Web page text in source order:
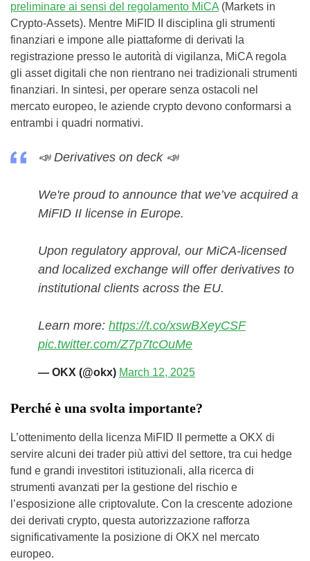
preliminare ai sensi del regolamento MiCA(Markets in
Crypto-Assets). Mentre MiFID II disciplina gli strumenti
finanziari e impone alle piattaforme di derivati la
registrazione presso le autorità di vigilanza, MiCA regola
gli asset digitali che non rientrano nei tradizionali strumenti
finanziari. In sintesi, per operare senza ostacoli nel
mercato europeo, le aziende crypto devono conformarsi a
entrambi i quadri normativi.
📣 Derivatives on deck 📣
We're proud to announce that we’ve acquired a
MiFID II license in Europe.
Upon regulatory approval, our MiCA-licensed
and localized exchange will offer derivatives to
institutional clients across the EU.
Learn more: https://t.co/xswBXeyCSF
pic.twitter.com/Z7p7tcOuMe
— OKX (@okx) March 12, 2025
Perché è una svolta importante?
L’ottenimento della licenza MiFID II permette a OKX di
servire alcuni dei trader più attivi del settore, tra cui hedge
fund e grandi investitori istituzionali, alla ricerca di
strumenti avanzati per la gestione del rischio e
l’esposizione alle criptovalute. Con la crescente adozione
dei derivati crypto, questa autorizzazione rafforza
significativamente la posizione di OKX nel mercato
europeo.